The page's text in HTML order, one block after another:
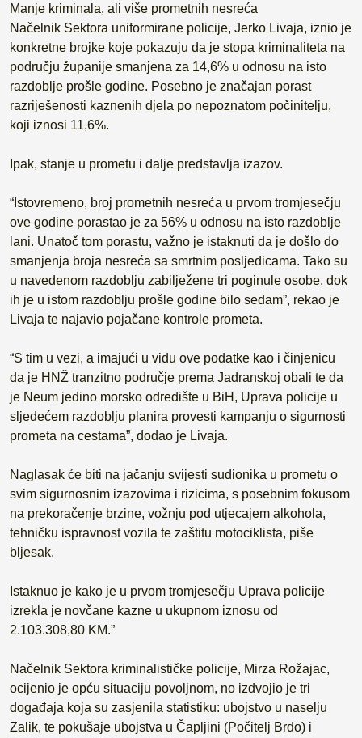
Manje kriminala, ali više prometnih nesreća
Načelnik Sektora uniformirane policije, Jerko Livaja, iznio je
konkretne brojke koje pokazuju da je stopa kriminaliteta na
području županije smanjena za 14,6% u odnosu na isto
razdoblje prošle godine. Posebno je značajan porast
razriješenosti kaznenih djela po nepoznatom počinitelju,
koji iznosi 11,6%.
Ipak, stanje u prometu i dalje predstavlja izazov.
“Istovremeno, broj prometnih nesreća u prvom tromjesečju
ove godine porastao je za 56% u odnosu na isto razdoblje
lani. Unatoč tom porastu, važno je istaknuti da je došlo do
smanjenja broja nesreća sa smrtnim posljedicama. Tako su
u navedenom razdoblju zabilježene tri poginule osobe, dok
ih je u istom razdoblju prošle godine bilo sedam”, rekao je
Livaja te najavio pojačane kontrole prometa.
“S tim u vezi, a imajući u vidu ove podatke kao i činjenicu
da je HNŽ tranzitno područje prema Jadranskoj obali te da
je Neum jedino morsko odredište u BiH, Uprava policije u
sljedećem razdoblju planira provesti kampanju o sigurnosti
prometa na cestama”, dodao je Livaja.
Naglasak će biti na jačanju svijesti sudionika u prometu o
svim sigurnosnim izazovima i rizicima, s posebnim fokusom
na prekoračenje brzine, vožnju pod utjecajem alkohola,
tehničku ispravnost vozila te zaštitu motociklista, piše
bljesak.
Istaknuo je kako je u prvom tromjesečju Uprava policije
izrekla je novčane kazne u ukupnom iznosu od
2.103.308,80 KM.”
Načelnik Sektora kriminalističke policije, Mirza Rožajac,
ocijenio je opću situaciju povoljnom, no izdvojio je tri
događaja koja su zasjenila statistiku: ubojstvo u naselju
Zalik, te pokušaje ubojstva u Čapljini (Počitelj Brdo) i